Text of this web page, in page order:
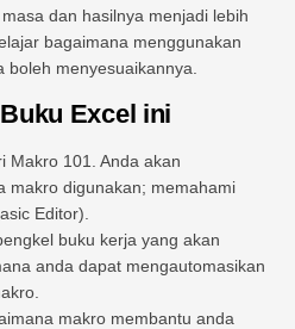
dan hasilnya menjadi lebih
bagaimana menggunakan
menyesuaikannya.
Excel ini
Makro 101. Anda akan
makro digunakan; memahami
Editor).
buku kerja yang akan
anda dapat mengautomasikan
makro membantu anda